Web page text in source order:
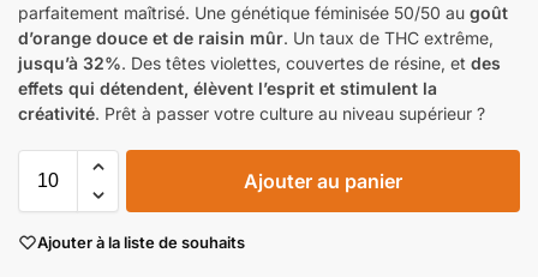
parfaitement maîtrisé. Une génétique féminisée 50/50 au goût
d’orange douce et de raisin mûr. Un taux de THC extrême,
jusqu’à 32%. Des têtes violettes, couvertes de résine, et des
effets qui détendent, élèvent l’esprit et stimulent la
créativité. Prêt à passer votre culture au niveau supérieur ?
Ajouter au panier
Ajouter à la liste de souhaits